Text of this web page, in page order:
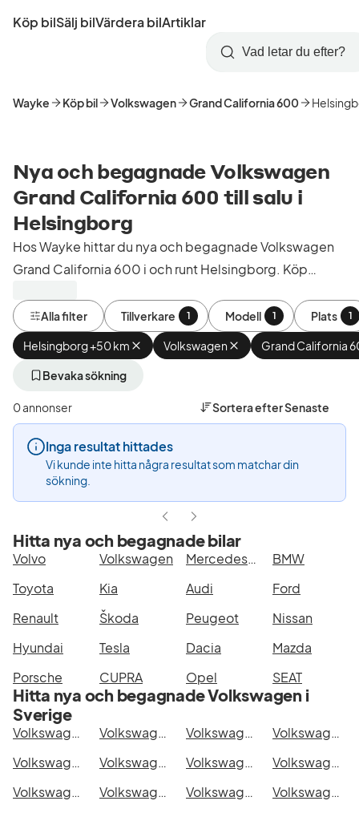
till
Startsida
Köp bilSälj bilVärdera bilArtiklar
Skapa
konto
Logga
in
Sök
Wayke Köp bil Volkswagen Grand California 600
Nya och begagnade Volkswagen
Grand California 600 till salu i
Helsingborg
Hos Wayke hittar du nya och begagnade Volkswagen
Grand California 600 i och runt Helsingborg. Köp
Sverige.Alla filter Tillverkare 1 Modell 1 Plats 1
Helsingborg +50 km Ta
bort
Helsingborg
(Plats)
Volkswagen Ta
bort
Volkswagen
Grand California
Bevaka sökning
0 annonser Sortera efterSenaste
Inga resultat hittades
Vi kunde inte hitta några resultat som matchar din
sökning.
Hitta nya och begagnade bilar
Volvo Volkswagen Mercedes-Benz
BMW
Toyota
Kia Audi
Ford
Renault
Škoda Peugeot
Nissan
Hyundai
Tesla Dacia
Mazda
Porsche
CUPRA Opel SEAT
Hitta nya och begagnade Volkswagen i
Sverige
Volkswagen Grand California 600 i Stockholm Volkswagen Grand California 600 i Göteborg Volkswagen Grand California 600 i Helsingborg
Volkswagen Grand California 600 i Jönköping
Volkswagen Grand California 600 i Malmö
Volkswagen Grand California 600 i Örebro Volkswagen Grand California 600 i Norrköping
Volkswagen Grand California 600 i Linköping
Volkswagen Grand California 600 i Uppsala
Volkswagen Grand California 600 i Västerås Volkswagen Grand California 600 i Halmstad
Volkswagen Grand California 600 i Växjö